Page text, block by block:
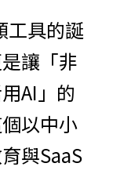
工具的誕
讓「非
AI」的
以中小
與SaaS